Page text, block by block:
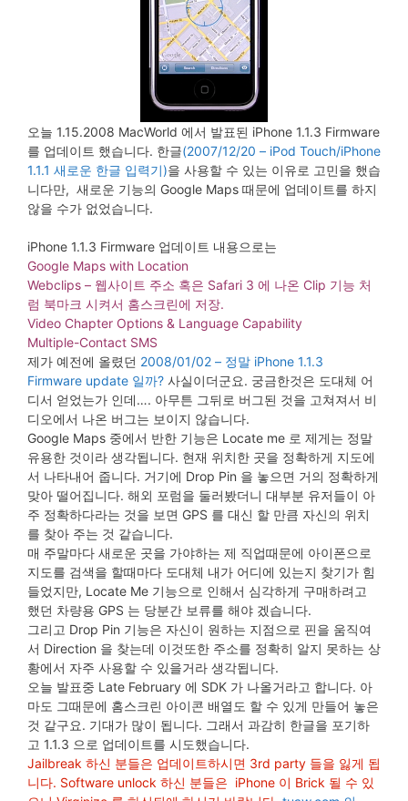
오늘 1.15.2008 MacWorld 에서 발표된 iPhone 1.1.3 Firmware
를 업데이트 했습니다. 한글(2007/12/20 – iPod Touch/iPhone
1.1.1 새로운 한글 입력기)을 사용할 수 있는 이유로 고민을 했습
니다만, 새로운 기능의 Google Maps 때문에 업데이트를 하지
않을 수가 없었습니다.
iPhone 1.1.3 Firmware 업데이트 내용으로는
Google Maps with Location
Webclips – 웹사이트 주소 혹은 Safari 3 에 나온 Clip 기능 처
럼 북마크 시켜서 홈스크린에 저장.
Video Chapter Options & Language Capability
Multiple-Contact SMS
제가 예전에 올렸던 2008/01/02 – 정말 iPhone 1.1.3
Firmware update 일까? 사실이더군요. 궁금한것은 도대체 어
디서 얻었는가 인데…. 아무튼 그뒤로 버그된 것을 고쳐져서 비
디오에서 나온 버그는 보이지 않습니다.
Google Maps 중에서 반한 기능은 Locate me 로 제게는 정말
유용한 것이라 생각됩니다. 현재 위치한 곳을 정확하게 지도에
서 나타내어 줍니다. 거기에 Drop Pin 을 놓으면 거의 정확하게
맞아 떨어집니다. 해외 포럼을 둘러봤더니 대부분 유저들이 아
주 정확하다라는 것을 보면 GPS 를 대신 할 만큼 자신의 위치
를 찾아 주는 것 같습니다.
매 주말마다 새로운 곳을 가야하는 제 직업때문에 아이폰으로
지도를 검색을 할때마다 도대체 내가 어디에 있는지 찾기가 힘
들었지만, Locate Me 기능으로 인해서 심각하게 구매하려고
했던 차량용 GPS 는 당분간 보류를 해야 겠습니다.
그리고 Drop Pin 기능은 자신이 원하는 지점으로 핀을 움직여
서 Direction 을 찾는데 이것또한 주소를 정확히 알지 못하는 상
황에서 자주 사용할 수 있을거라 생각됩니다.
오늘 발표중 Late February 에 SDK 가 나올거라고 합니다. 아
마도 그때문에 홈스크린 아이콘 배열도 할 수 있게 만들어 놓은
것 같구요. 기대가 많이 됩니다. 그래서 과감히 한글을 포기하
고 1.1.3 으로 업데이트를 시도했습니다.
Jailbreak 하신 분들은 업데이트하시면 3rd party 들을 잃게 됩
니다. Software unlock 하신 분들은 iPhone 이 Brick 될 수 있